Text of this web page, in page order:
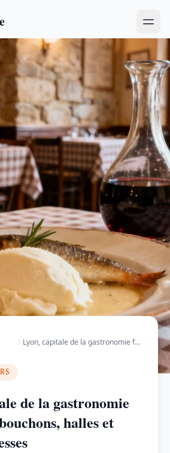
Lyon, capitale de la gastronomie française : …
de la gastronomie
halles et